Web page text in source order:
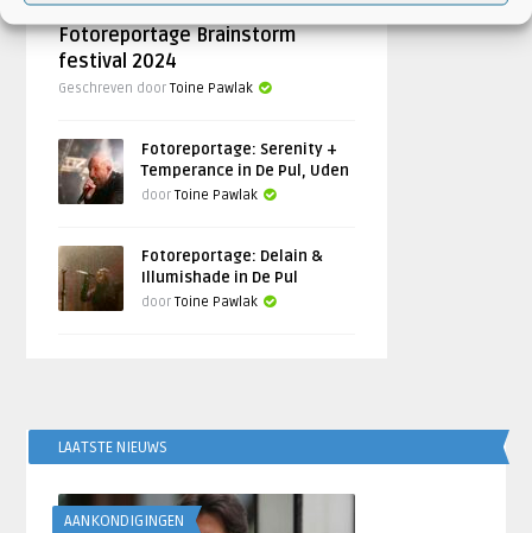
Fotoreportage Brainstorm
festival 2024
Geschreven doorToine Pawlak
Fotoreportage: Serenity +
Temperance in De Pul, Uden
doorToine Pawlak
Fotoreportage: Delain &
Illumishade in De Pul
doorToine Pawlak
LAATSTE NIEUWS
AANKONDIGINGEN